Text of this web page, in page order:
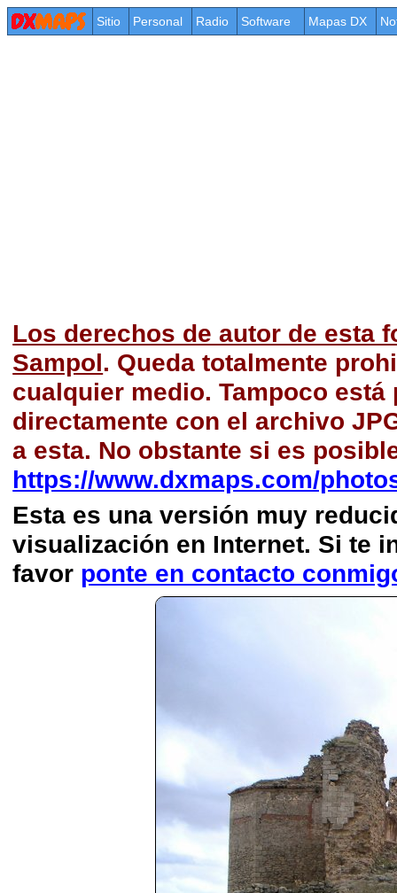
Sitio Personal Radio Software Mapas DX
Los derechos de autor de esta
Sampol. Queda totalmente
cualquier medio. Tampoco
directamente con el archivo
a esta. No obstante si es
https://www.dxmaps.com/
Esta es una versión muy
visualización en Internet. Si te
favor ponte en contacto